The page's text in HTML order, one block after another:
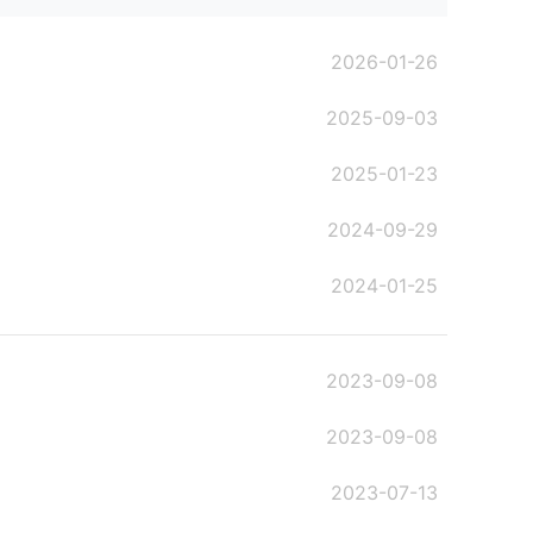
2026-01-26
2025-09-03
2025-01-23
2024-09-29
2024-01-25
2023-09-08
2023-09-08
2023-07-13